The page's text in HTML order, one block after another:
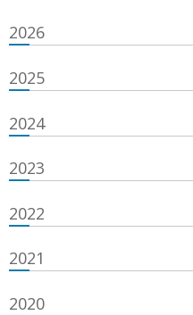
2026
2025
2024
2023
2022
2021
2020